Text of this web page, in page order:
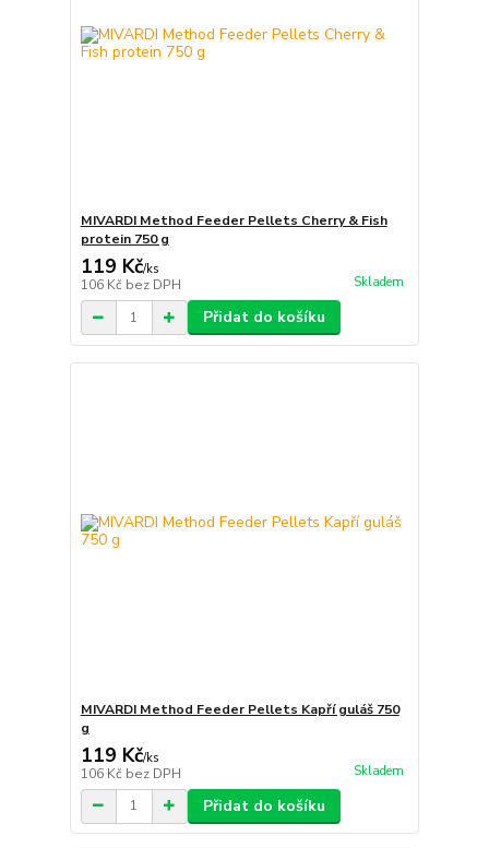
MIVARDI Method Feeder Pellets Cherry & Fish
protein 750 g
119 Kč/ks
106 Kč bez DPH Skladem
Přidat do košíku
MIVARDI Method Feeder Pellets Kapří guláš 750
g
119 Kč/ks
106 Kč bez DPH Skladem
Přidat do košíku